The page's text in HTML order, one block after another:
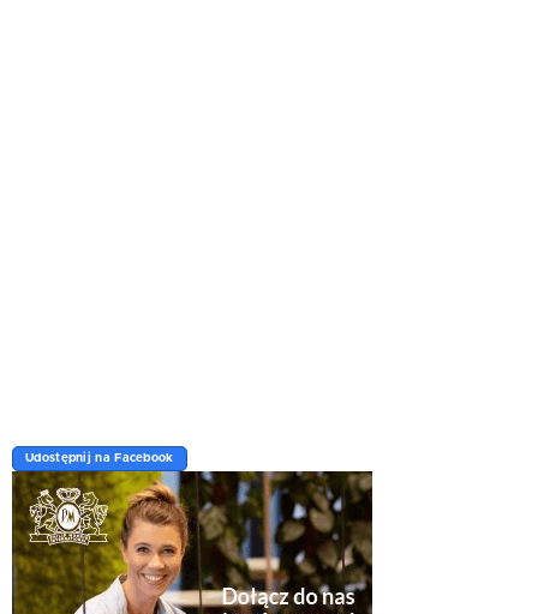
Udostępnij na Facebook